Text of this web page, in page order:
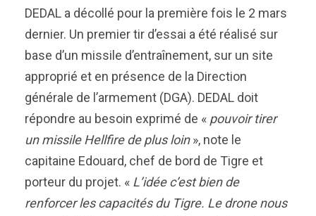
DEDAL a décollé pour la première fois le 2 mars
dernier. Un premier tir d’essai a été réalisé sur
base d’un missile d’entraînement, sur un site
approprié et en présence de la Direction
générale de l’armement (DGA). DEDAL doit
répondre au besoin exprimé de « pouvoir tirer
un missile Hellfire de plus loin», note le
capitaine Edouard, chef de bord de Tigre et
porteur du projet. « L’idée c’est bien de
renforcer les capacités du Tigre. Le drone nous